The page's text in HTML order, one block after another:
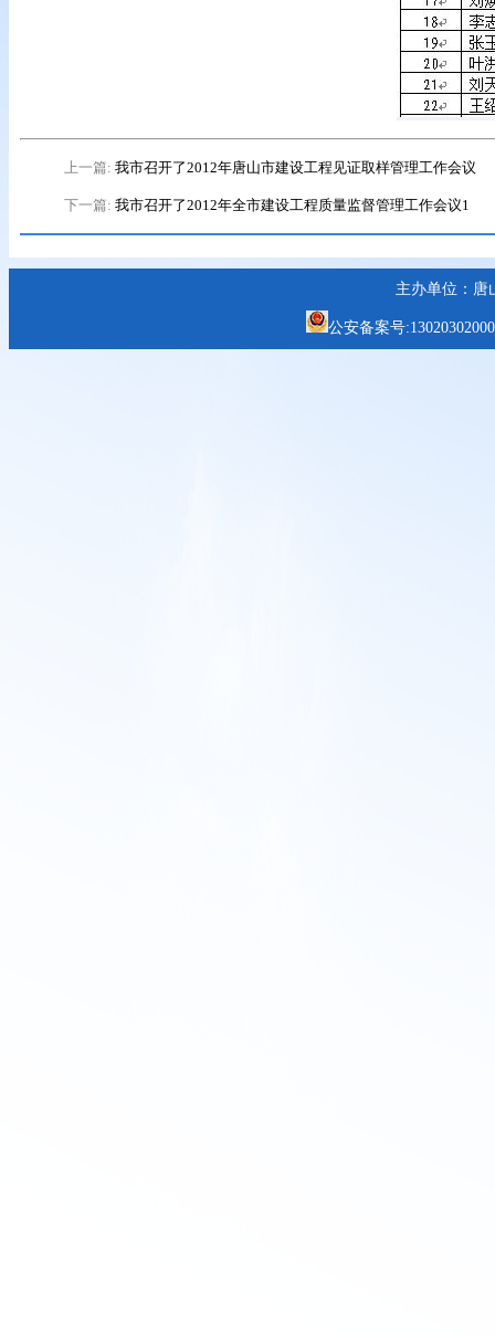
上一篇: 我市召开了2012年唐山市建设工程见证取样管理工作会议
下一篇: 我市召开了2012年全市建设工程质量监督管理工作会议1
主办单位：唐
公安备案号